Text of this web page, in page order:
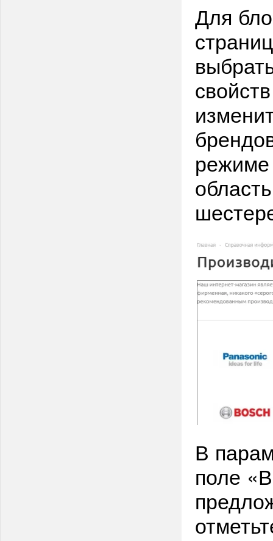
Для
режиме
В
поле